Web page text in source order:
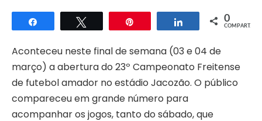
Compartilhar Compartilhar
0
COMPART.
Aconteceu neste final de semana (03 e 04 de
março) a abertura do 23º Campeonato Freitense
de futebol amador no estádio Jacozão. O público
compareceu em grande número para
acompanhar os jogos, tanto do sábado, que